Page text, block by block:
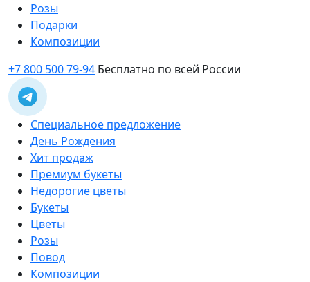
Розы
Подарки
Композиции
+7 800 500 79-94 Бесплатно по всей России
Специальное предложение
День Рождения
Хит продаж
Премиум букеты
Недорогие цветы
Букеты
Цветы
Розы
Повод
Композиции